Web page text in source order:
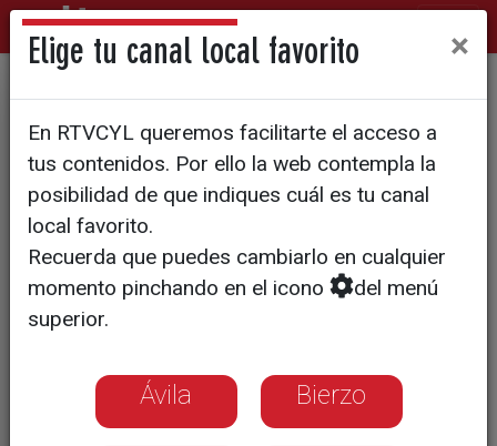
Balonmano Nava se enfrente
a Agustinos en la ida de la
promoción de descenso
Elige tu canal local favorito ×
En RTVCYL queremos facilitarte el acceso a
tus contenidos. Por ello la web contempla la
posibilidad de que indiques cuál es tu canal
local favorito.
Recuerda que puedes cambiarlo en cualquier
momento pinchando en el icono
del menú
superior.
Ávila Bierzo